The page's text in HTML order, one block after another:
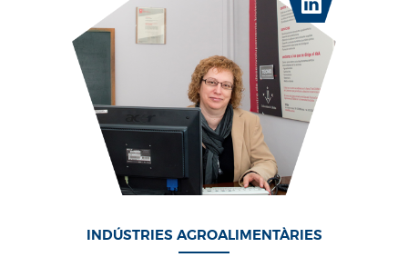
INDÚSTRIES AGROALIMENTÀRIES